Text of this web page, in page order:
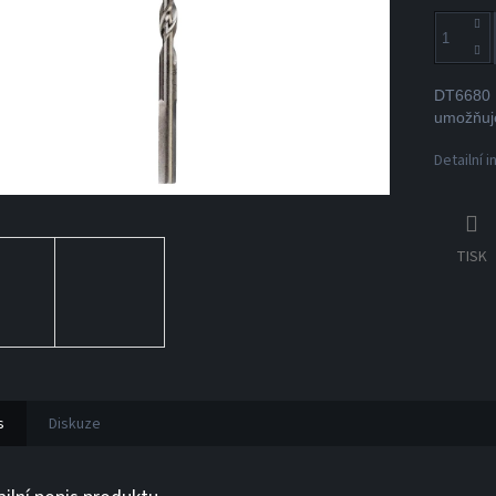
DT6680
Detailní
TISK
Diskuze